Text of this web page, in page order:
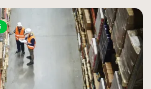
In de nieuwste aflevering van
je zijn verhaal.